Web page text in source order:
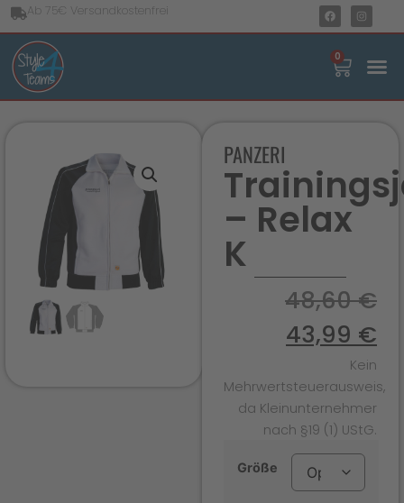
Ab 75€ Versandkostenfrei
0
PANZERI
– Relax
K
48,60€
43,99 €
Kein
Mehrwertsteuerausweis,
da Kleinunternehmer
nach §19 (1) UStG.
Größe